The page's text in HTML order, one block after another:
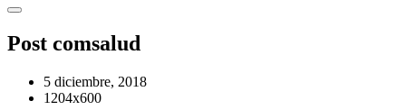
Post comsalud
5 diciembre, 2018
1204x600